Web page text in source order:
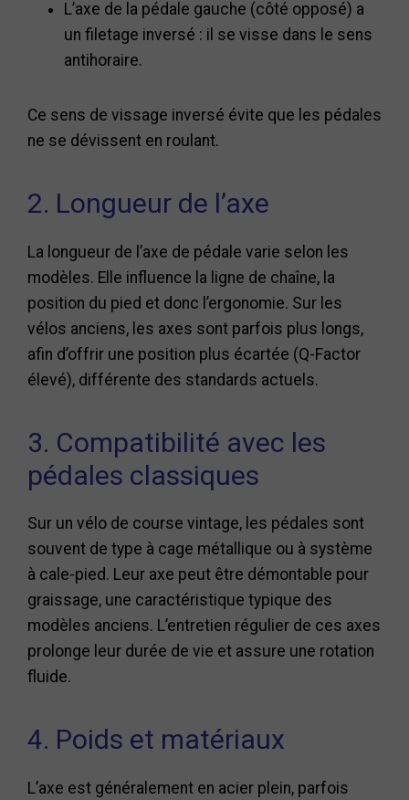
L’axe de la pédale gauche (côté opposé) a
un filetage inversé : il se visse dans le sens
antihoraire.
Ce sens de vissage inversé évite que les pédales
ne se dévissent en roulant.
2. Longueur de l’axe
La longueur de l’axe de pédale varie selon les
modèles. Elle influence la ligne de chaîne, la
position du pied et donc l’ergonomie. Sur les
vélos anciens, les axes sont parfois plus longs,
afin d’offrir une position plus écartée (Q-Factor
élevé), différente des standards actuels.
3. Compatibilité avec les
pédales classiques
Sur un vélo de course vintage, les pédales sont
souvent de type à cage métallique ou à système
à cale-pied. Leur axe peut être démontable pour
graissage, une caractéristique typique des
modèles anciens. L’entretien régulier de ces axes
prolonge leur durée de vie et assure une rotation
fluide.
4. Poids et matériaux
L’axe est généralement en acier plein, parfois